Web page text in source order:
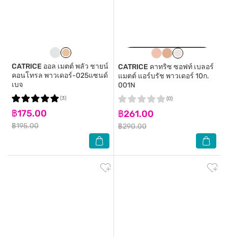
CATRICE ออล เมตต์ พลัว ชายน์
คอนโทรล พาวเดอร์-025แซนด์
เบจ
฿175.00
฿195.00
(3)
CATRICE คาทริซ ซอฟท์ เบลอร์
แมตต์ แอร์บรัช พาวเดอร์ 10ก.
001N
฿261.00
฿290.00
(0)